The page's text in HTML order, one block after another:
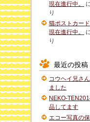
現在進行中。
り
猫ポストカード
現在進行中。
り
最近の投稿
コウヘイ兄さ
ました
NEKO-
品してます
エコー写真の